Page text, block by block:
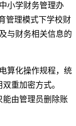
小学财务管理办
管理模式下学校财
与财务相关信息的
算化操作规程，统
重加密方式。
能由管理员删除账